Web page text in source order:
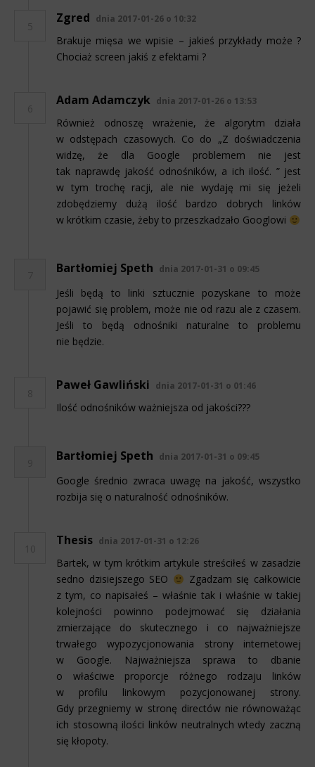
Zgred dnia 2017-01-26 o 10:32
Brakuje mięsa we wpisie – jakieś przykłady może ?
Chociaż screen jakiś z efektami ?
Adam Adamczyk dnia 2017-01-26 o 13:53
Również odnoszę wrażenie, że algorytm działa
w odstępach czasowych. Co do „Z doświadczenia
widzę, że dla Google problemem nie jest
tak naprawdę jakość odnośników, a ich ilość. ” jest
w tym trochę racji, ale nie wydaję mi się jeżeli
zdobędziemy dużą ilość bardzo dobrych linków
w krótkim czasie, żeby to przeszkadzało Googlowi
Bartłomiej Speth dnia 2017-01-31 o 09:45
Jeśli będą to linki sztucznie pozyskane to może
pojawić się problem, może nie od razu ale z czasem.
Jeśli to będą odnośniki naturalne to problemu
nie będzie.
Paweł Gawliński dnia 2017-01-31 o 01:46
Ilość odnośników ważniejsza od jakości???
Bartłomiej Speth dnia 2017-01-31 o 09:45
Google średnio zwraca uwagę na jakość, wszystko
rozbija się o naturalność odnośników.
Thesis dnia 2017-01-31 o 12:26
Bartek, w tym krótkim artykule streściłeś w zasadzie
sedno dzisiejszego SEO
Zgadzam się całkowicie
z tym, co napisałeś – właśnie tak i właśnie w takiej
kolejności powinno podejmować się działania
zmierzające do skutecznego i co najważniejsze
trwałego wypozycjonowania strony internetowej
w Google. Najważniejsza sprawa to dbanie
o właściwe proporcje różnego rodzaju linków
w profilu linkowym pozycjonowanej strony.
Gdy przegniemy w stronę directów nie równoważąc
ich stosowną ilości linków neutralnych wtedy zaczną
się kłopoty.